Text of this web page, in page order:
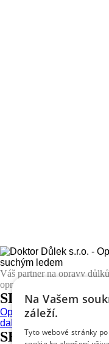
Váš partner na opravy
opravy Vašeho vozidla
SLUŽBY
Oprava důlků na karoserii
další...
SERVISY
Na Vašem
záleží.
Tyto webové stránky